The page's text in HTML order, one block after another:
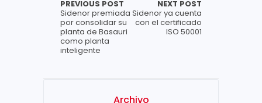
PREVIOUS POST
Sidenor premiada
por consolidar su
planta de Basauri
como planta
inteligente
NEXT POST
Sidenor ya cuenta
con el certificado
ISO 50001
Archivo